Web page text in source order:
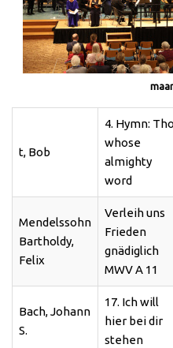
t, Bob
4. Hymn:
whose
almighty
word
Mendelssohn
Bartholdy,
Felix
Verleih uns
Frieden
gnädiglich
MWV A 11
Bach, Johann
S.
17. Ich will
hier bei dir
stehen